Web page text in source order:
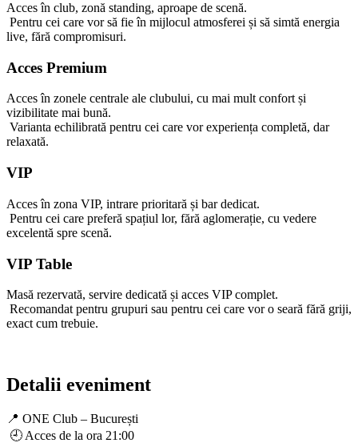
Acces în club, zonă standing, aproape de scenă.
Pentru cei care vor să fie în mijlocul atmosferei și să simtă energia
live, fără compromisuri.
Acces Premium
Acces în zonele centrale ale clubului, cu mai mult confort și
vizibilitate mai bună.
Varianta echilibrată pentru cei care vor experiența completă, dar
relaxată.
VIP
Acces în zona VIP, intrare prioritară și bar dedicat.
Pentru cei care preferă spațiul lor, fără aglomerație, cu vedere
excelentă spre scenă.
VIP Table
Masă rezervată, servire dedicată și acces VIP complet.
Recomandat pentru grupuri sau pentru cei care vor o seară fără griji,
exact cum trebuie.
Detalii eveniment
📍 ONE Club – București
🕘 Acces de la ora 21:00